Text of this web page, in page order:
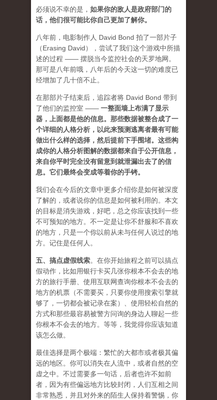
必须说不幸的是， 如果你的敌人是政府部门的
话，他们很可能比你自己更加了解你。
八年前，电影制作人 David Bond 拍了一部片子
（Erasing David），尝试了我们这个游戏中所描
述的过程 —— 摆脱当今监控社会的天罗地网。
那可是八年前哦，八年后的今天这一切的难度已
经增加了几十倍不止。
在那部片子结束后，追踪者将 David Bond 带到
了他们的监控室 —— 一整面墙上布满了显示
器，上面都是他的信息。那些数据被整合成了一
个详细的人格分析，以此来预测逃离者最有可能
做出什么样的选择，然后提前下手围堵。这些构
成你的人格分析图解的数据都来自于公开信息，
来自你平时完全没有留意到就泄漏出去了的信
息。它们最终会变成等着你的手铐。
我们会在今后的文章中更多介绍你是如何被深度
了解的，或者说你的信息是如何被利用的。本文
的目标是消失游戏，好吧，总之你应该找到一些
不可预知的地方。不一定是让你不舒服和不喜欢
的地方，只是一个你以前从未与任何人说过的地
方。记住是任何人。
五、 搞点虚假线索。在你开始旅程之前可以搞点
假动作，比如用银行卡买几张你根本不会去的地
方的旅行手册、使用互联网查询你根本不会去的
地方的机票（不需要买，只要你使用搜索引擎就
够了，一切都会被记录在案）、使用轻松自然的
方式和那些最容易被警方问询的身边人聊起一些
你根本不会去的地方。等等，我觉得你应该知道
该怎么做。
最佳选择是两个极端：繁忙的大都市或者极其偏
远的地区。你可以消失在人流中，或者自然的空
虚之中。不过需要多一句话，后者也许不如前
者，因为有些偏远地方比较封闭，人们互相之间
非常熟悉，并且对外来的陌生人保持着警惕，你